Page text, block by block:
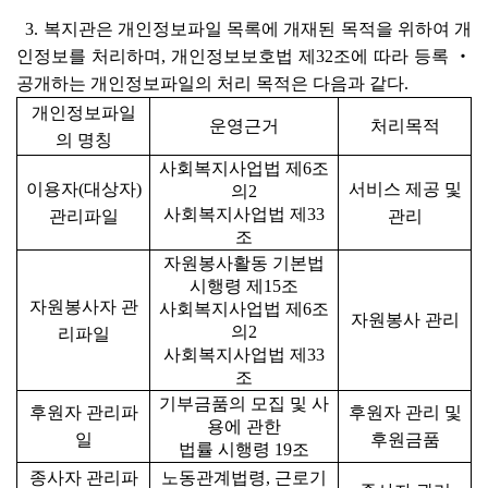
3. 복지관은 개인정보파일 목록에 개재된 목적을 위하여 개
인정보를 처리하며, 개인정보보호법 제32조에 따라 등록 ‧
공개하는 개인정보파일의 처리 목적은 다음과 같다.
개인정보파일
의 명칭
운영근거 처리목적
이용자(대상자)
관리파일
사회복지사업법 제6조
의2
사회복지사업법 제33
조
서비스 제공 및
관리
자원봉사자 관
리파일
자원봉사활동 기본법
시행령 제15조
사회복지사업법 제6조
의2
사회복지사업법 제33
조
자원봉사 관리
후원자 관리파
일
기부금품의 모집 및 사
용에 관한
법률 시행령 19조
후원자 관리 및
후원금품
종사자 관리파 노동관계법령, 근로기